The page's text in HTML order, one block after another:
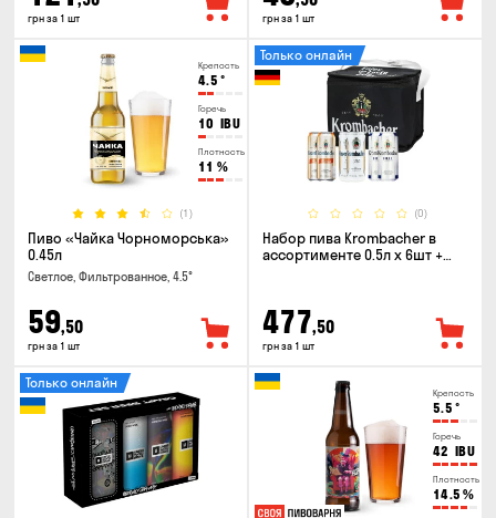
грн за 1 шт грн за 1 шт
Крепость
4.5 °
Горечь
10 IBU
Плотность
11 %
(1)
Пиво «Чайка Чорноморська»
0.45л
Светлое, Фильтрованное, 4.5°
59,50
грн за 1 шт
(0)
Только онлайн
Набор пива Krombacher в
ассортименте 0.5л х 6шт +
477,50
грн за 1 шт
Только онлайн
Крепость
5.5 °
Горечь
42 IBU
Плотность
14.5 %